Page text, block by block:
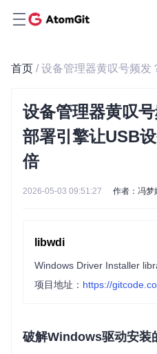
首页
设备管理器黄叹
部署引擎让USB
倍
2026-05-03 09:51:27 作者：冯梦
libwdi
Windows Driver Installer
项目地址： https://
破解Windows驱动安装